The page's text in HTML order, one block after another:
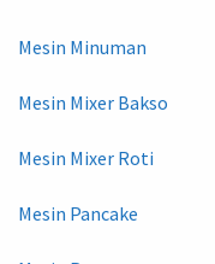
Mesin Minuman
Mesin Mixer Bakso
Mesin Mixer Roti
Mesin Pancake